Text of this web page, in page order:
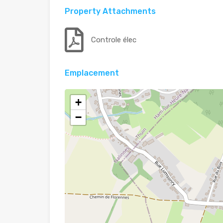
Property Attachments
Controle élec
Emplacement
+
−